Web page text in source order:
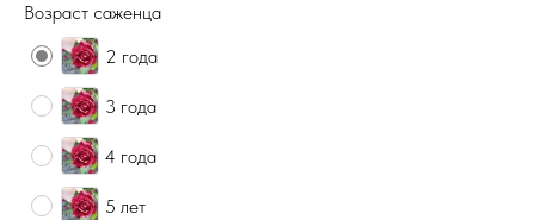
Возраст саженца
2 года
3 года
4 года
5 лет